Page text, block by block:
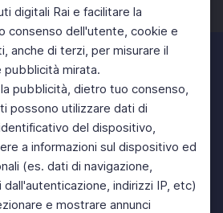
digitali Rai e facilitare la
consenso dell'utente, cookie e
anche di terzi, per misurare il
pubblicità mirata.
pubblicità, dietro tuo consenso,
possono utilizzare dati di
del dispositivo,
a informazioni sul dispositivo ed
(es. dati di navigazione,
indirizzi IP, etc)
e mostrare annunci
Twitter Instagram